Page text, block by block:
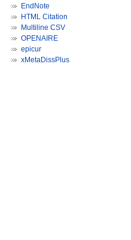
EndNote
HTML Citation
Multiline CSV
OPENAIRE
epicur
xMetaDissPlus